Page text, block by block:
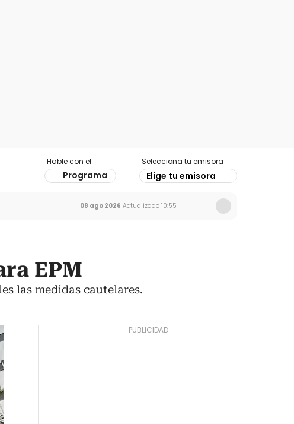
Hable con el
Programa
Selecciona tu emisora
Elige tu emisora
08 ago 2026 Actualizado 10:55
EPM
las medidas cautelares.